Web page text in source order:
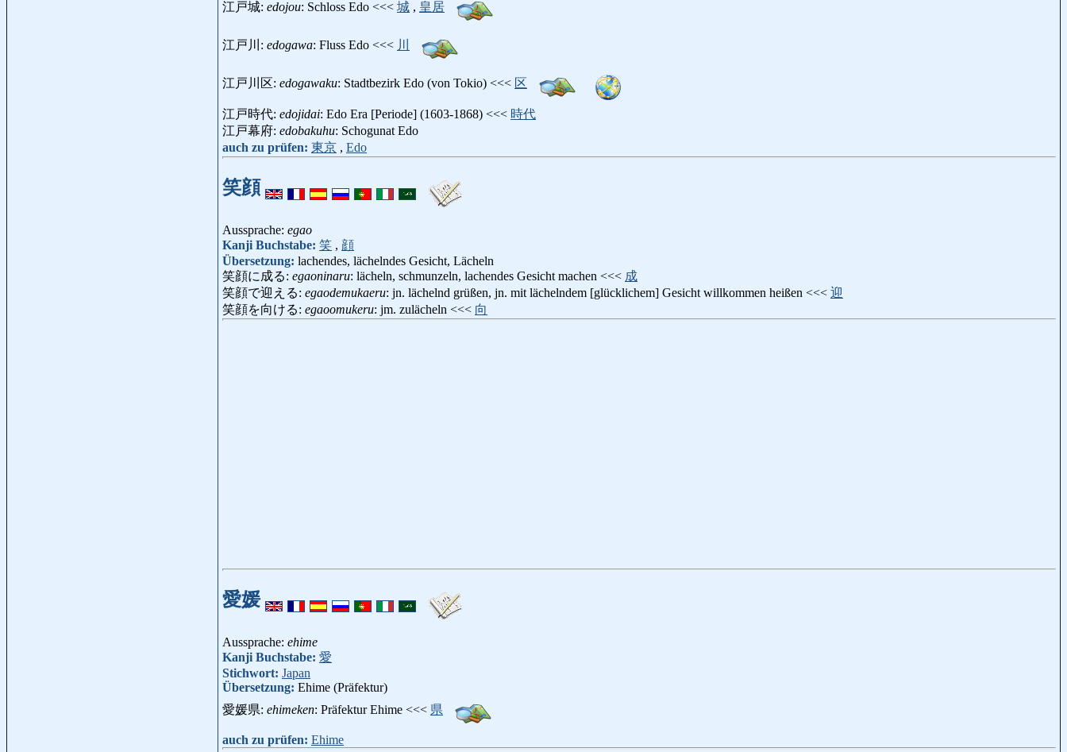
江戸城: edojou: Schloss Edo <<< 城 , 皇居
江戸川: edogawa: Fluss Edo <<< 川
江戸川区: edogawaku: Stadtbezirk Edo (von Tokio) <<< 区
江戸時代: edojidai: Edo Era [Periode] (1603-1868) <<< 時代
江戸幕府: edobakuhu: Schogunat Edo
auch zu prüfen: 東京 , Edo
笑顔
Aussprache: egao
Kanji Buchstabe: 笑 , 顔
Übersetzung: lachendes, lächelndes Gesicht, Lächeln
笑顔に成る: egaoninaru: lächeln, schmunzeln, lachendes Gesicht machen <<< 成
笑顔で迎える: egaodemukaeru: jn. lächelnd grüßen, jn. mit lächelndem [glücklichem] Gesicht willkommen heißen <<< 迎
笑顔を向ける: egaoomukeru: jm. zulächeln <<< 向
愛媛
Aussprache: ehime
Kanji Buchstabe: 愛
Stichwort: Japan
Übersetzung: Ehime (Präfektur)
愛媛県: ehimeken: Präfektur Ehime <<< 県
auch zu prüfen: Ehime